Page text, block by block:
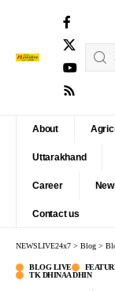
About
Uttarakhand
Career
Contact us
NEWSLIVE24x7 > Blog >
BLOG LIVE
TK DHINAA DHIN